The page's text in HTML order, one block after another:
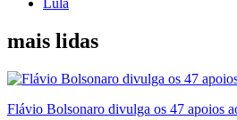
Lula
mais lidas
Flávio Bolsonaro divulga os 47 apoios